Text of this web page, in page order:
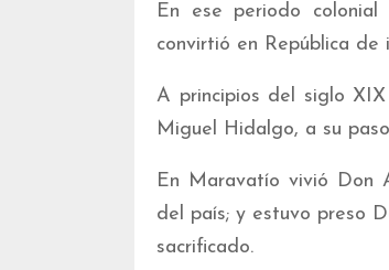
En ese periodo
convirtió en República de
A principios del siglo
Miguel Hidalgo, a su
En Maravatío vivió Don
del país; y estuvo preso
sacrificado.